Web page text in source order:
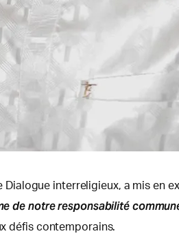
interreligieux, a mis en
de notre responsabilité
défis contemporains.